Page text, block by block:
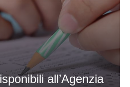
all’Agenzia